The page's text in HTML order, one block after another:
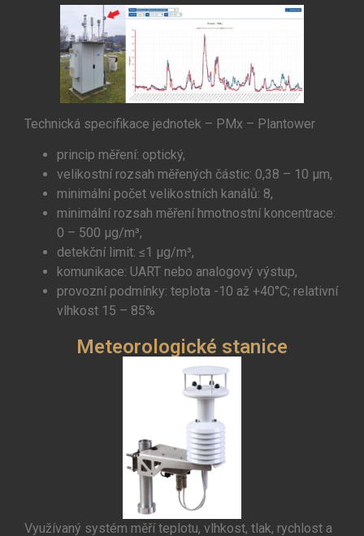
Technická specifikace jednotek – PMx – Plantower
princip měření: optický,
velikostní rozsah měřených částic: 0,38 – 10 μm,
minimální počet velikostních kanálů: 8,
minimální rozsah měření hmotnostní koncentrace:
0 – 500 μg/m³,
detekční limit: ≤1 μg/m³,
komunikace: UART nebo analogový výstup,
provozní podmínky: teplota -10 až +40°C; relativní
vlhkost 15 – 85%
Meteorologické stanice
Využívaný systém měří teplotu, vlhkost, tlak, rychlost a